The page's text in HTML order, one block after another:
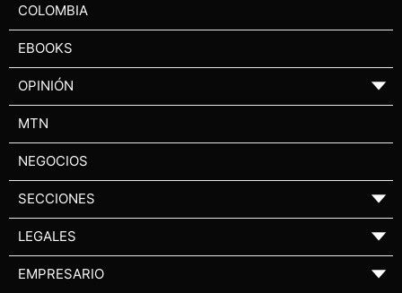
COLOMBIA
EBOOKS
OPINIÓN ▼
MTN
NEGOCIOS
SECCIONES ▼
LEGALES ▼
EMPRESARIO ▼